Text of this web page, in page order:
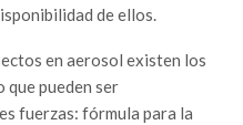
de ellos.
en aerosol existen los
que pueden ser
fuerzas: fórmula para la